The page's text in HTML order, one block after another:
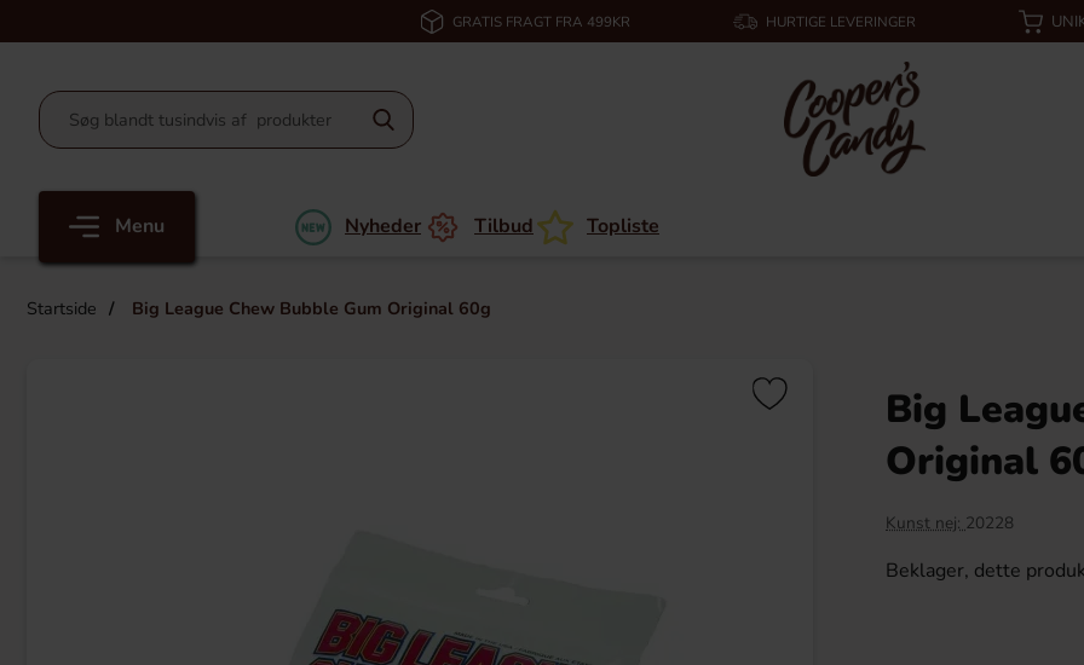
GRATIS FRAGT FRA 499KR HURTIGE LEVERINGER
Menu Nyheder Tilbud Topliste
Startside Big League Chew Bubble Gum Original 60g
Big
Original
Kunst nej: 20228
Beklager, dette